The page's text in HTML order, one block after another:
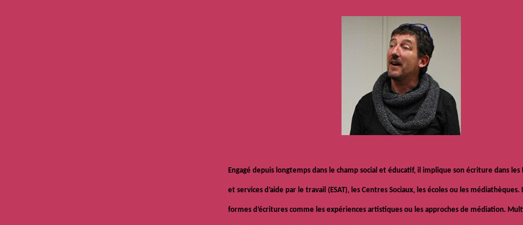
Engagé depuis longtemps dans le champ social et éducatif, il implique son écriture dans les
et services d’aide par le travail (ESAT), les Centres Sociaux, les écoles ou les médiathèques.
formes d’écritures comme les expériences artistiques ou les approches de médiation.